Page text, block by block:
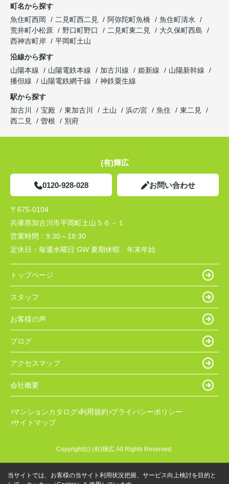
町名から探す
魚住町西岡
二見町西二見 阿弥陀町魚橋
魚住町清水
荒井町小松原
野口町野口 二見町東二見
大久保町西島
西神吉町岸
平岡町土山
沿線から探す
山陽本線
山陽電鉄本線 加古川線 姫新線
山陽新幹線
播但線
山陽電鉄網干線
神鉄粟生線
駅から探す
加古川
宝殿 東加古川 土山 浜の宮 魚住
東二見
西二見
曽根 別府
(有)輝広
0120-928-028 お問い合わせ
〒675-0104
兵庫県加古川市平岡町土山５６－１
営業時間： 9:30～18:30
定休日： 毎週水曜日 GW 夏期休暇 年末年始
トップページ
スタッフ
お客様の声
ブログ
アクセスマップ
会社概要
マンションカタログ 利用規約 プライバシーポリシー
サイトマップ
Copyright(c) (有)輝広 All Rights Reserved.
当サイトでは、お客様の当サイト利用状況把握、サービス向上検討を目的と